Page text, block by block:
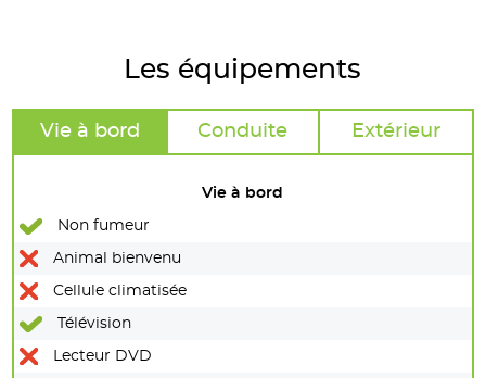
Les équipements
Vie à bord Conduite Extérieur
Vie à bord
Non fumeur
Animal bienvenu
Cellule climatisée
Télévision
Lecteur DVD